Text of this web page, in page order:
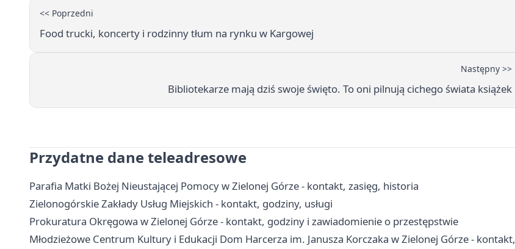
<< Poprzedni
Food trucki, koncerty i rodzinny tłum na rynku w Kargowej
Następny >>
Bibliotekarze mają dziś swoje święto. To oni pilnują cichego świata książek
Przydatne dane teleadresowe
Parafia Matki Bożej Nieustającej Pomocy w Zielonej Górze - kontakt, zasięg, historia
Zielonogórskie Zakłady Usług Miejskich - kontakt, godziny, usługi
Prokuratura Okręgowa w Zielonej Górze - kontakt, godziny i zawiadomienie o przestępstwie
Młodzieżowe Centrum Kultury i Edukacji Dom Harcerza im. Janusza Korczaka w Zielonej Górze - kontakt,